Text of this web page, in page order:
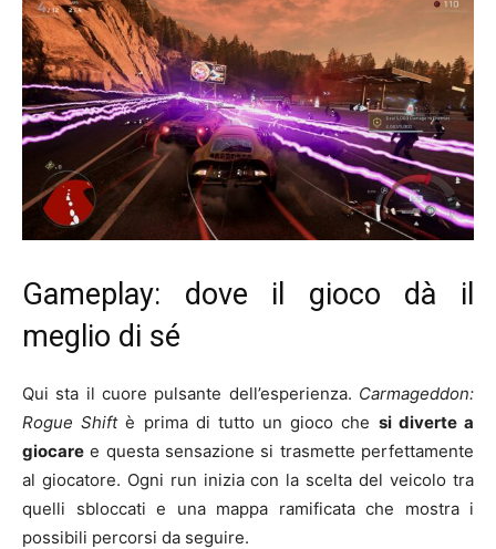
Gameplay: dove il gioco dà il
meglio di sé
Qui sta il cuore pulsante dell’esperienza. Carmageddon:
Rogue Shiftè prima di tutto un gioco che si diverte a
giocare e questa sensazione si trasmette perfettamente
al giocatore. Ogni run inizia con la scelta del veicolo tra
quelli sbloccati e una mappa ramificata che mostra i
possibili percorsi da seguire.